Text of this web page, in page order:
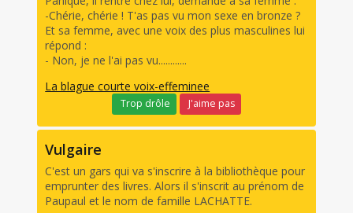
-Chérie, chérie ! T'as pas vu mon sexe en bronze ?
Et sa femme, avec une voix des plus masculines lui
répond :
- Non, je ne l'ai pas vu............
La blague courte voix-effeminee
Trop drôle J'aime pas
Vulgaire
C'est un gars qui va s'inscrire à la bibliothèque pour
emprunter des livres. Alors il s'inscrit au prénom de
Paupaul et le nom de famille LACHATTE.